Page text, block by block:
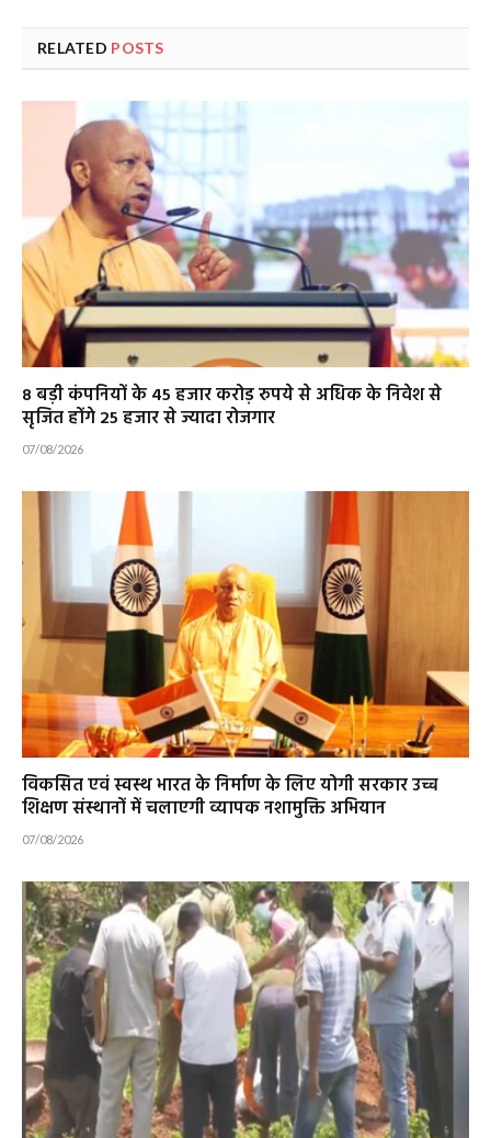
RELATED POSTS
8 बड़ी कंपनियों के 45 हजार करोड़ रुपये से अधिक के निवेश से
सृजित होंगे 25 हजार से ज्यादा रोजगार
07/08/2026
विकसित एवं स्वस्थ भारत के निर्माण के लिए योगी सरकार उच्च
शिक्षण संस्थानों में चलाएगी व्यापक नशामुक्ति अभियान
07/08/2026